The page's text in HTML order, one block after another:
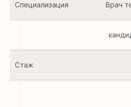
Специализация Врач
Стаж